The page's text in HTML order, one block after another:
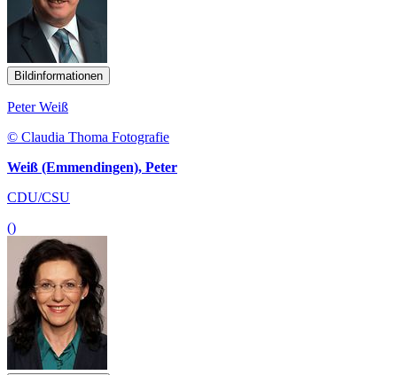
Bildinformationen
Peter Weiß
© Claudia Thoma Fotografie
Weiß (Emmendingen), Peter
CDU/CSU
()